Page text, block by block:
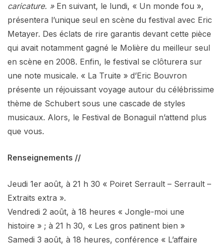
caricature. »En suivant, le lundi, « Un monde fou »,
présentera l’unique seul en scène du festival avec Eric
Metayer. Des éclats de rire garantis devant cette pièce
qui avait notamment gagné le Molière du meilleur seul
en scène en 2008. Enfin, le festival se clôturera sur
une note musicale. « La Truite » d’Eric Bouvron
présente un réjouissant voyage autour du célébrissime
thème de Schubert sous une cascade de styles
musicaux. Alors, le Festival de Bonaguil n’attend plus
que vous.
Renseignements //
Jeudi 1er août, à 21 h 30 « Poiret Serrault – Serrault –
Extraits extra ».
Vendredi 2 août, à 18 heures « Jongle-moi une
histoire » ; à 21 h 30, « Les gros patinent bien »
Samedi 3 août, à 18 heures, conférence « L’affaire